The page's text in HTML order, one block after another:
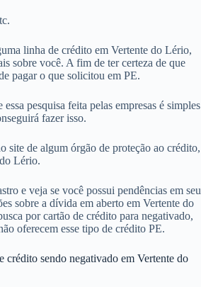
linha de crédito em Vertente do Lério,
sobre você. A fim de ter certeza de que
pagar o que solicitou em PE.
pesquisa feita pelas empresas é simples
fazer isso.
site de algum órgão de proteção ao crédito,
Lério.
e veja se você possui pendências em seu
sobre a dívida em aberto em Vertente do
por cartão de crédito para negativado,
oferecem esse tipo de crédito PE.
crédito sendo negativado em Vertente do